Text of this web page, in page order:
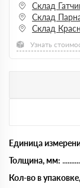
Склад
Склад
Склад
Узнать
Единица
Толщина, мм:
Кол-во в